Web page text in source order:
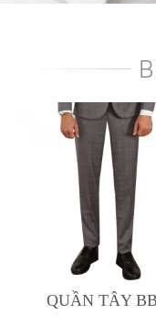
QUẦN TÂY BB